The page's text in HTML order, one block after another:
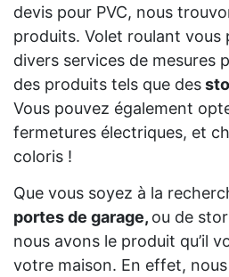
devis pour PVC, nous
produits. Volet roulant vous
divers services de mesures
des produits tels que des
Vous pouvez également
fermetures électriques, et
coloris !
Que vous soyez à la
portes de garage, ou de
nous avons le produit qu’il
votre maison. En effet,